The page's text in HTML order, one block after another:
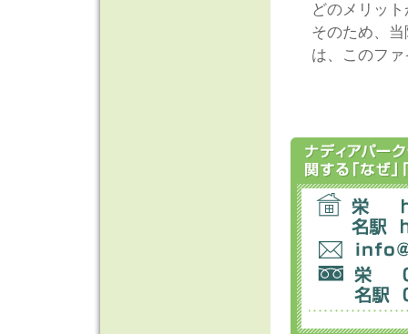
どのメリッ
そのため、
は、このフ